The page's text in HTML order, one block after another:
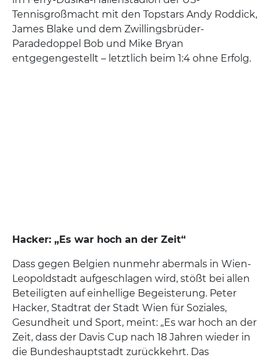
Tennisgroßmacht mit den Topstars Andy Roddick,
James Blake und dem Zwillingsbrüder-
Paradedoppel Bob und Mike Bryan
entgegengestellt – letztlich beim 1:4 ohne Erfolg.
Hacker: „Es war hoch an der Zeit“
Dass gegen Belgien nunmehr abermals in Wien-
Leopoldstadt aufgeschlagen wird, stößt bei allen
Beteiligten auf einhellige Begeisterung. Peter
Hacker, Stadtrat der Stadt Wien für Soziales,
Gesundheit und Sport, meint: „Es war hoch an der
Zeit, dass der Davis Cup nach 18 Jahren wieder in
die Bundeshauptstadt zurückkehrt. Das